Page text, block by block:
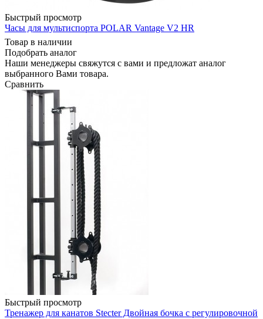
Быстрый просмотр
Часы для мультиспорта POLAR Vantage V2 HR
Товар в наличии
Подобрать аналог
Наши менеджеры свяжутся с вами и предложат аналог
выбранного Вами товара.
Сравнить
Быстрый просмотр
Тренажер для канатов Stecter Двойная бочка с регулировочной